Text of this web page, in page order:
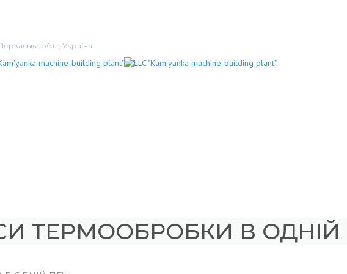
обл., Україна
ТЕРМООБРОБКИ В ОДНІЙ